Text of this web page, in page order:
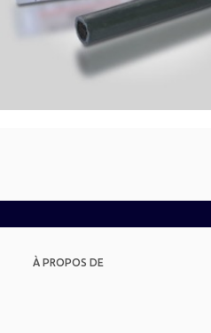
À PROPOS DE